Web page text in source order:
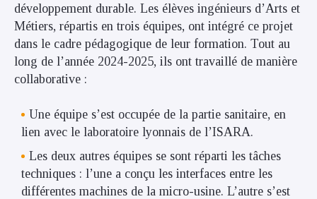
développement durable. Les élèves ingénieurs d’Arts et
Métiers, répartis en trois équipes, ont intégré ce projet
dans le cadre pédagogique de leur formation. Tout au
long de l’année 2024-2025, ils ont travaillé de manière
collaborative :
Une équipe s’est occupée de la partie sanitaire, en
lien avec le laboratoire lyonnais de l’ISARA.
Les deux autres équipes se sont réparti les tâches
techniques : l’une a conçu les interfaces entre les
différentes machines de la micro-usine. L’autre s’est